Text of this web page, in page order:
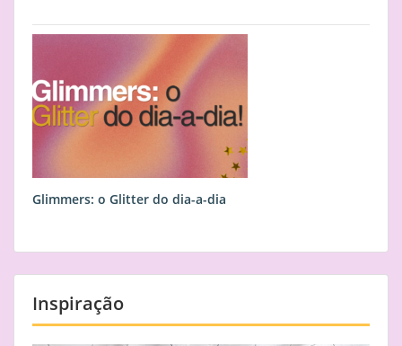
Glimmers: o Glitter do dia-a-dia
Inspiração